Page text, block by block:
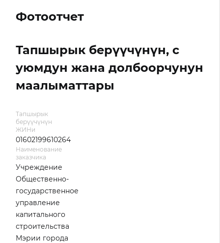
Фотоотчет
Тапшырык берүүчүнүн, с
уюмдун жана долбоорчунун
маалыматтары
Тапшырык
берүүчүнүн
ЖИНи
01602199610264
Наименование
заказчика
Учреждение
Общественно-
государственное
управление
капитального
строительства
Мэрии города